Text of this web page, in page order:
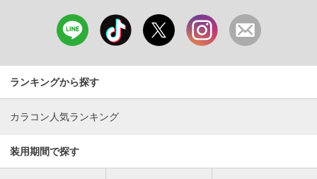
ランキングから探す
カラコン人気ランキング
装用期間で探す